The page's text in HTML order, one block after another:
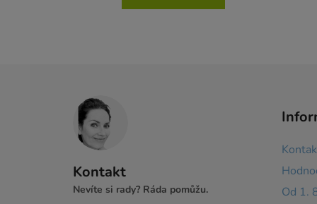
Kontakt
Nevíte si rady? Ráda pomůžu.
Od 1.